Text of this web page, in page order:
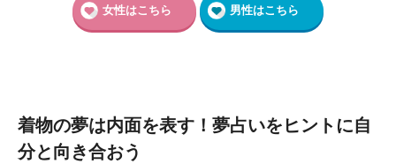
女性はこちら 男性はこちら
着物の夢は内面を表す！夢占いをヒントに自
分と向き合おう